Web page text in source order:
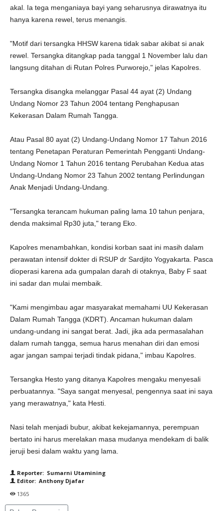
akal. Ia tega menganiaya bayi yang seharusnya dirawatnya itu
hanya karena rewel, terus menangis.
"Motif dari tersangka HHSW karena tidak sabar akibat si anak
rewel. Tersangka ditangkap pada tanggal 1 November lalu dan
langsung ditahan di Rutan Polres Purworejo," jelas Kapolres.
Tersangka disangka melanggar Pasal 44 ayat (2) Undang
Undang Nomor 23 Tahun 2004 tentang Penghapusan
Kekerasan Dalam Rumah Tangga.
Atau Pasal 80 ayat (2) Undang-Undang Nomor 17 Tahun 2016
tentang Penetapan Peraturan Pemerintah Pengganti Undang-
Undang Nomor 1 Tahun 2016 tentang Perubahan Kedua atas
Undang-Undang Nomor 23 Tahun 2002 tentang Perlindungan
Anak Menjadi Undang-Undang.
"Tersangka terancam hukuman paling lama 10 tahun penjara,
denda maksimal Rp30 juta," terang Eko.
Kapolres menambahkan, kondisi korban saat ini masih dalam
perawatan intensif dokter di RSUP dr Sardjito Yogyakarta. Pasca
dioperasi karena ada gumpalan darah di otaknya, Baby F saat
ini sadar dan mulai membaik.
"Kami mengimbau agar masyarakat memahami UU Kekerasan
Dalam Rumah Tangga (KDRT). Ancaman hukuman dalam
undang-undang ini sangat berat. Jadi, jika ada permasalahan
dalam rumah tangga, semua harus menahan diri dan emosi
agar jangan sampai terjadi tindak pidana," imbau Kapolres.
Tersangka Hesto yang ditanya Kapolres mengaku menyesali
perbuatannya. "Saya sangat menyesal, pengennya saat ini saya
yang merawatnya," kata Hesti.
Nasi telah menjadi bubur, akibat kekejamannya, perempuan
bertato ini harus merelakan masa mudanya mendekam di balik
jeruji besi dalam waktu yang lama.
Reporter: Sumarni Utamining
Editor: Anthony Djafar
1365